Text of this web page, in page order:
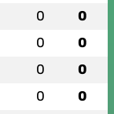
0 0
0 0
0 0
0 0